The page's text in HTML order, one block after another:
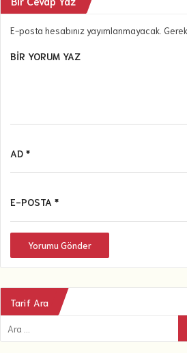
E-posta hesabınız yayımlanmayacak.
BIR YORUM YAZ
AD *
E-POSTA *
Yorumu Gönder
Tarif Ara